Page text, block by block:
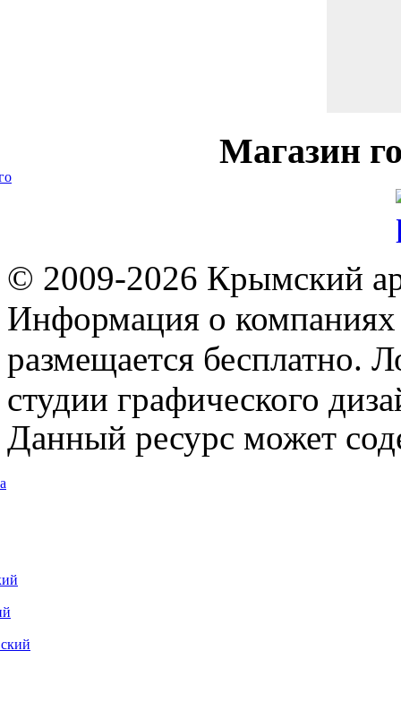
Магазин
© 2009-2026 Крымский
Информация о компаниях
размещается бесплатно.
студии графического
Данный ресурс может